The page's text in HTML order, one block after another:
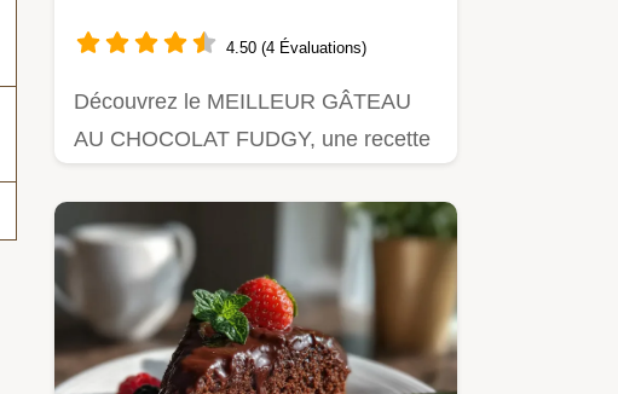
4.50 (4 Évaluations)
Découvrez le MEILLEUR GÂTEAU
AU CHOCOLAT FUDGY, une recette